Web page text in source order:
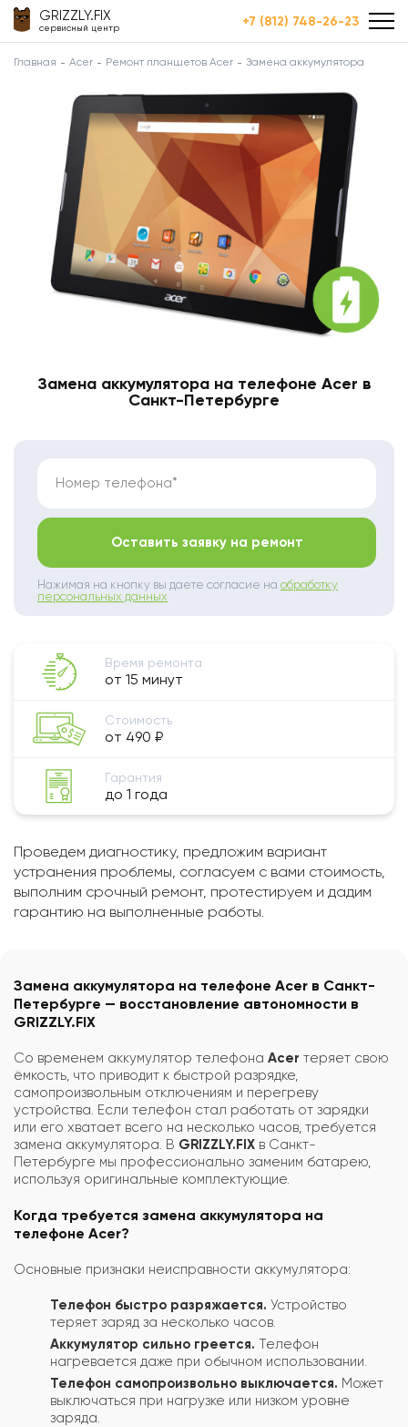
GRIZZLY.FIX
сервисный центр +7 (812) 748-26-23
Главная Acer Ремонт планшетов Acer Замена аккумулятора
Замена аккумулятора на телефоне Acer в
Санкт-Петербурге
Номер телефона*
Оставить заявку на ремонт
Нажимая на кнопку вы даете согласие на обработку
персональных данных
Время ремонта
от 15 минут
Стоимость
от 490 ₽
Гарантия
до 1 года
Проведем диагностику, предложим вариант
устранения проблемы, согласуем с вами стоимость,
выполним срочный ремонт, протестируем и дадим
гарантию на выполненные работы.
Замена аккумулятора на телефоне Acer в Санкт-
Петербурге — восстановление автономности в
GRIZZLY.FIX
Со временем аккумулятор телефона Acer теряет свою
ёмкость, что приводит к быстрой разрядке,
самопроизвольным отключениям и перегреву
устройства. Если телефон стал работать от зарядки
или его хватает всего на несколько часов, требуется
замена аккумулятора. В GRIZZLY.FIX в Санкт-
Петербурге мы профессионально заменим батарею,
используя оригинальные комплектующие.
Когда требуется замена аккумулятора на
телефоне Acer?
Основные признаки неисправности аккумулятора:
Телефон быстро разряжается. Устройство
теряет заряд за несколько часов.
Аккумулятор сильно греется. Телефон
нагревается даже при обычном использовании.
Телефон самопроизвольно выключается. Может
выключаться при нагрузке или низком уровне
заряда.